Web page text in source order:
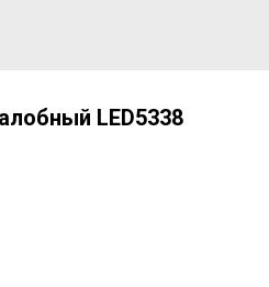
LED5338